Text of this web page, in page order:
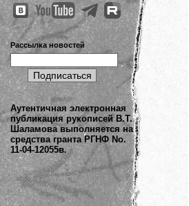
Рассылка новостей
Аутентичная электронная
публикация рукописей В.Т.
Шаламова выполняется на
средства гранта РГНФ No.
11-04-12055в.